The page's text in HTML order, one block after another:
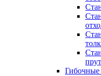
Гибочные